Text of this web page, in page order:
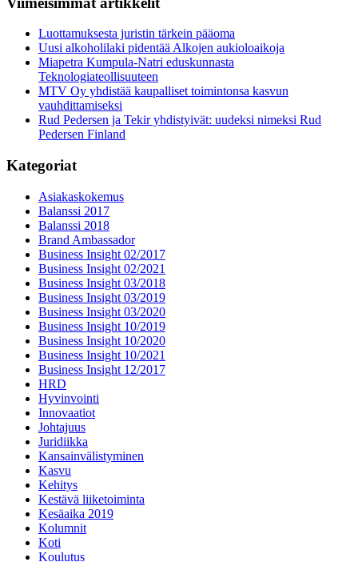
Luottamuksesta juristin tärkein pääoma
Uusi alkoholilaki pidentää Alkojen aukioloaikoja
Miapetra Kumpula-Natri eduskunnasta
Teknologiateollisuuteen
MTV Oy yhdistää kaupalliset toimintonsa kasvun
vauhdittamiseksi
Rud Pedersen ja Tekir yhdistyivät: uudeksi nimeksi Rud
Pedersen Finland
Kategoriat
Asiakaskokemus
Balanssi 2017
Balanssi 2018
Brand Ambassador
Business Insight 02/2017
Business Insight 02/2021
Business Insight 03/2018
Business Insight 03/2019
Business Insight 03/2020
Business Insight 10/2019
Business Insight 10/2020
Business Insight 10/2021
Business Insight 12/2017
HRD
Hyvinvointi
Innovaatiot
Johtajuus
Juridiikka
Kansainvälistyminen
Kasvu
Kehitys
Kestävä liiketoiminta
Kesäaika 2019
Kolumnit
Koti
Koulutus